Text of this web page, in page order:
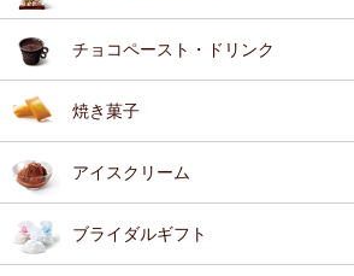
チョコペースト・ドリンク
焼き菓子
アイスクリーム
ブライダルギフト